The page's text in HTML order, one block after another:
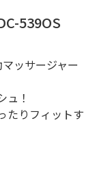
539OS
ッサージャー
ュ！
たりフィットす